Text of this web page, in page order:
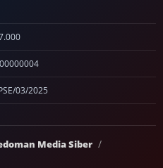
03/2025
Media Siber